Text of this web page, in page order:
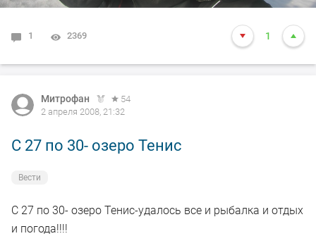
1 2369 1
Митрофан
54
2 апреля 2008, 21:32
C 27 по 30- озеро Тенис
Вести
C 27 по 30- озеро Тенис-удалось все и рыбалка и отдых
и погода!!!!